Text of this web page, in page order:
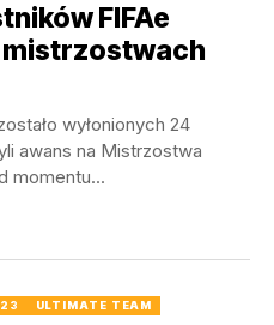
FIFAe
mistrzostwach
wyłonionych 24
awans na Mistrzostwa
momentu...
ULTIMATE TEAM